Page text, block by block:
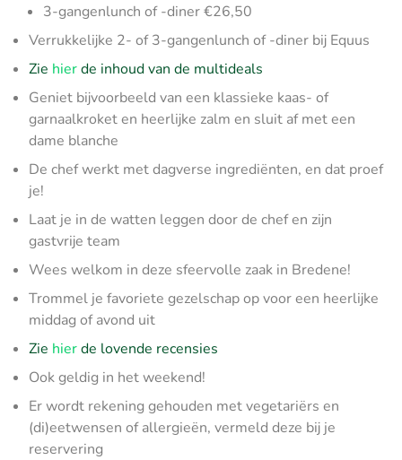
3-gangenlunch of -diner €26,50
Verrukkelijke 2- of 3-gangenlunch of -diner bij Equus
Zie hierde inhoud van de multideals
Geniet bijvoorbeeld van een klassieke kaas- of
garnaalkroket en heerlijke zalm en sluit af met een
dame blanche
De chef werkt met dagverse ingrediënten, en dat proef
je!
Laat je in de watten leggen door de chef en zijn
gastvrije team
Wees welkom in deze sfeervolle zaak in Bredene!
Trommel je favoriete gezelschap op voor een heerlijke
middag of avond uit
Zie hierde lovende recensies
Ook geldig in het weekend!
Er wordt rekening gehouden met vegetariërs en
(di)eetwensen of allergieën, vermeld deze bij je
reservering